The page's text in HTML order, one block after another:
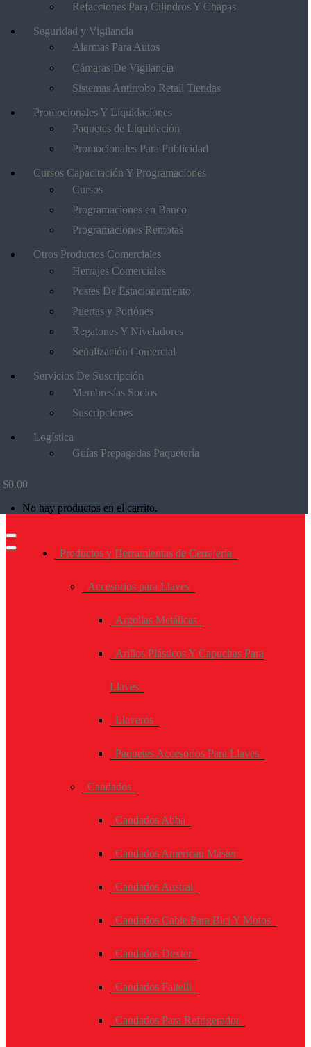
Refacciones Para Cilindros Y Chapas
Seguridad y Vigilancia
Alarmas Para Autos
Cámaras De Vigilancia
Sistemas Antirrobo Retail Tiendas
Promocionales Y Liquidaciones
Paquetes de Liquidación
Promocionales Para Publicidad
Cursos Capacitación Y Programaciones
Cursos
Programaciones en Banco
Programaciones Remotas
Otros Productos Comerciales
Herrajes Comerciales
Postes De Estacionamiento
Puertas y Portónes
Regatones Y Niveladores
Señalización Comercial
Servicios De Suscripción
Membresías Socios
Suscripciones
Logística
Guías Prepagadas Paquetería
$0.00
No hay productos en el carrito.
Productos y Herramientas de Cerrajeria
Accesorios para Llaves
Argollas Metálicas
Arillos Plásticos Y Capuchas Para
Llaves
Llaveros
Paquetes Accesorios Para Llaves
Candados
Candados Abba
Candados American Máster
Candados Austral
Candados Cable Para Bici Y Motos
Candados Dexter
Candados Faitelli
Candados Para Refrigerador